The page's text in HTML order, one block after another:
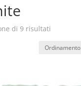
di 9 risultati